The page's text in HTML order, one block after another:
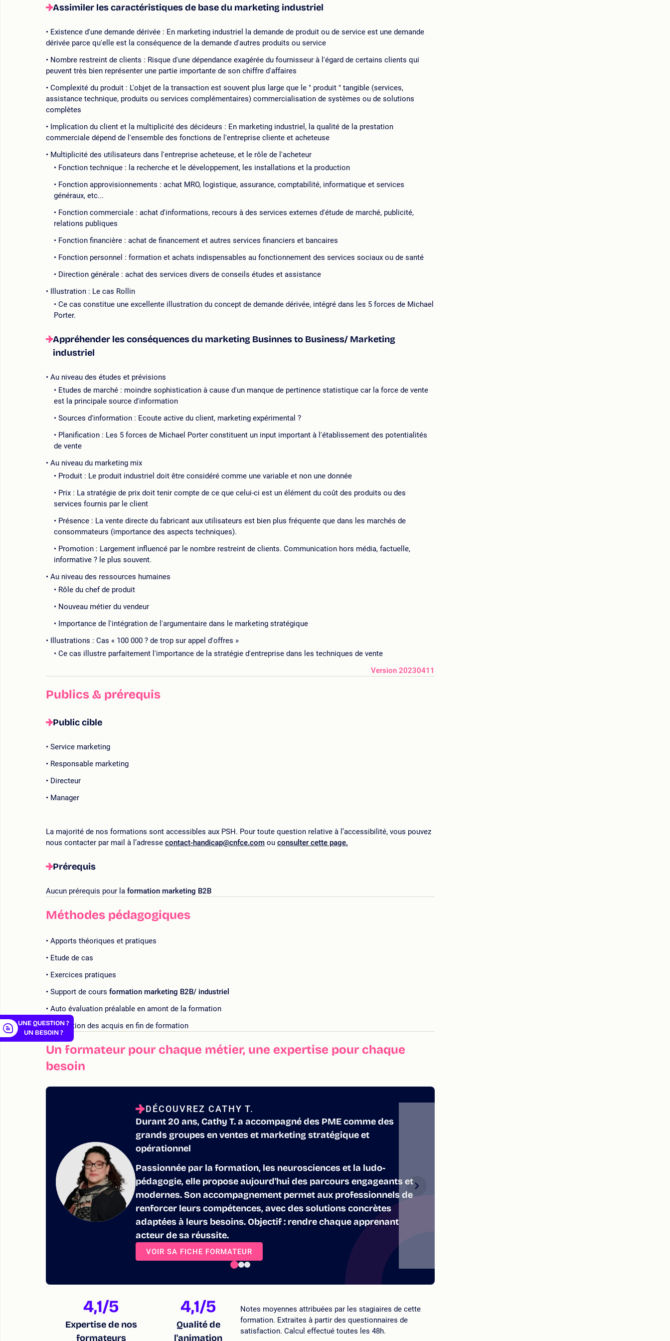
Assimiler les caractéristiques de base du marketing industriel
Existence d'une demande dérivée : En marketing industriel la demande de produit ou de service est une demande
dérivée parce qu'elle est la conséquence de la demande d'autres produits ou service
Nombre restreint de clients : Risque d'une dépendance exagérée du fournisseur à l'égard de certains clients qui
peuvent très bien représenter une partie importante de son chiffre d'affaires
Complexité du produit : L'objet de la transaction est souvent plus large que le " produit " tangible (services,
assistance technique, produits ou services complémentaires) commercialisation de systèmes ou de solutions
complètes
Implication du client et la multiplicité des décideurs : En marketing industriel, la qualité de la prestation
commerciale dépend de l'ensemble des fonctions de l'entreprise cliente et acheteuse
Multiplicité des utilisateurs dans l'entreprise acheteuse, et le rôle de l'acheteur
Fonction technique : la recherche et le développement, les installations et la production
Fonction approvisionnements : achat MRO, logistique, assurance, comptabilité, informatique et services
généraux, etc...
Fonction commerciale : achat d'informations, recours à des services externes d'étude de marché, publicité,
relations publiques
Fonction financière : achat de financement et autres services financiers et bancaires
Fonction personnel : formation et achats indispensables au fonctionnement des services sociaux ou de santé
Direction générale : achat des services divers de conseils études et assistance
Illustration : Le cas Rollin
Ce cas constitue une excellente illustration du concept de demande dérivée, intégré dans les 5 forces de Michael
Porter.
Appréhender les conséquences du marketing Businnes to Business/ Marketing
industriel
Au niveau des études et prévisions
Etudes de marché : moindre sophistication à cause d'un manque de pertinence statistique car la force de vente
est la principale source d'information
Sources d'information : Ecoute active du client, marketing expérimental ?
Planification : Les 5 forces de Michael Porter constituent un input important à l'établissement des potentialités
de vente
Au niveau du marketing mix
Produit : Le produit industriel doit être considéré comme une variable et non une donnée
Prix : La stratégie de prix doit tenir compte de ce que celui-ci est un élément du coût des produits ou des
services fournis par le client
Présence : La vente directe du fabricant aux utilisateurs est bien plus fréquente que dans les marchés de
consommateurs (importance des aspects techniques).
Promotion : Largement influencé par le nombre restreint de clients. Communication hors média, factuelle,
informative ? le plus souvent.
Au niveau des ressources humaines
Rôle du chef de produit
Nouveau métier du vendeur
Importance de l'intégration de l'argumentaire dans le marketing stratégique
Illustrations : Cas « 100 000 ? de trop sur appel d'offres »
Ce cas illustre parfaitement l'importance de la stratégie d'entreprise dans les techniques de vente
Version 20230411
Publics & prérequis
Public cible
Service marketing
Responsable marketing
Directeur
Manager
La majorité de nos formations sont accessibles aux PSH. Pour toute question relative à l’accessibilité, vous pouvez
nous contacter par mail à l’adresse contact-handicap@cnfce.com ou consulter cette page.
Prérequis
Aucun prérequis pour la formation marketing B2B
Méthodes pédagogiques
Apports théoriques et pratiques
Etude de cas
Exercices pratiques
Support de cours formation marketing B2B/ industriel
Auto évaluation préalable en amont de la formation
Évaluation des acquis en fin de formation
Un formateur pour chaque métier, une expertise pour chaque
besoin
DÉCOUVREZ CATHY T.
Durant 20 ans, Cathy T. a accompagné des PME comme des
grands groupes en ventes et marketing stratégique et
opérationnel
Passionnée par la formation, les neurosciences et la ludo-
pédagogie, elle propose aujourd'hui des parcours engageants et
modernes. Son accompagnement permet aux professionnels de
renforcer leurs compétences, avec des solutions concrètes
adaptées à leurs besoins. Objectif : rendre chaque apprenant
acteur de sa réussite.
VOIR SA FICHE FORMATEUR
4,1/5
Expertise de nos
formateurs
4,1/5
Qualité de
l'animation
Notes moyennes attribuées par les stagiaires de cette
formation. Extraites à partir des questionnaires de
satisfaction. Calcul effectué toutes les 48h.
UNE QUESTION ?
UN BESOIN ?